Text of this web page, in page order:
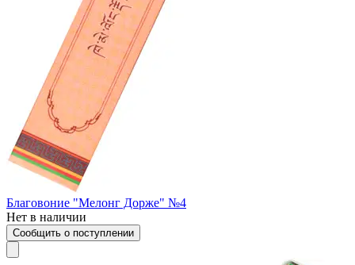
Благовоние "Мелонг Дорже" №4
Нет в наличии
Сообщить о поступлении